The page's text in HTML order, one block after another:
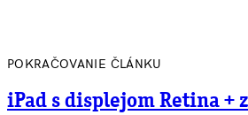
POKRAČOVANIE ČLÁNKU
iPad s displejom Retina +